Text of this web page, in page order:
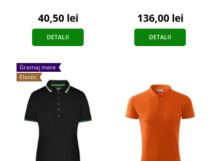
40,50 lei
DETALII
136,00 lei
DETALII
Gramaj mare
Elastic